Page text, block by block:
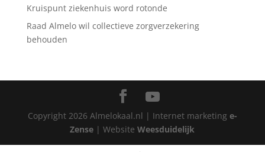
Kruispunt ziekenhuis word rotonde
Raad Almelo wil collectieve zorgverzekering
behouden
Copyright 2026 Almelokaal.nl | Internet marketing e-
Zense | WebsiteWeesduidelijk